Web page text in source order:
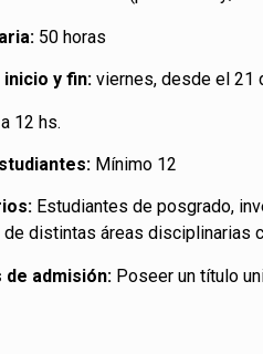
50 horas
inicio y fin: viernes, desde el 21
12 hs.
Mínimo 12
Estudiantes de posgrado,
distintas áreas disciplinarias
de admisión: Poseer un título